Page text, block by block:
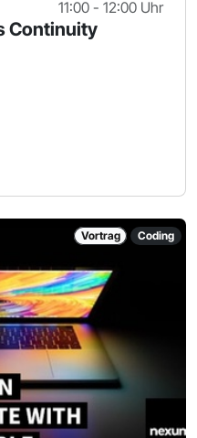
11:00 - 12:00 Uhr
Continuity
Vortrag Coding